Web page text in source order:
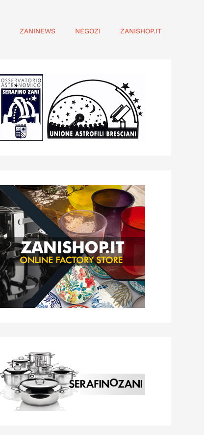
ZANINEWS NEGOZI ZANISHOP.IT